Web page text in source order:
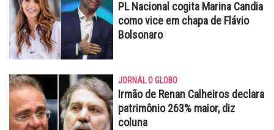
PL Nacional cogita Marina Candia
como vice em chapa de Flávio
Bolsonaro
JORNAL O GLOBO
Irmão de Renan Calheiros declara
patrimônio 263% maior, diz
coluna